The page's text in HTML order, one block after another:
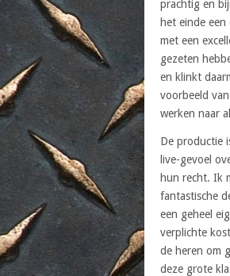
prachtig en
het einde
met een
gezeten
en klinkt
voorbeeld
werken naar
De productie
live-gevoel
hun recht. Ik
fantastische
een geheel
verplichte
de heren om
deze grote